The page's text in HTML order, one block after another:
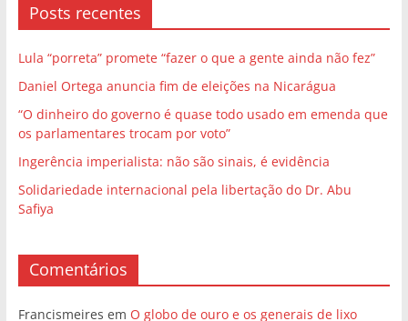
Posts recentes
Lula “porreta” promete “fazer o que a gente ainda não fez”
Daniel Ortega anuncia fim de eleições na Nicarágua
“O dinheiro do governo é quase todo usado em emenda que
os parlamentares trocam por voto”
Ingerência imperialista: não são sinais, é evidência
Solidariedade internacional pela libertação do Dr. Abu
Safiya
Comentários
Francismeires em O globo de ouro e os generais de lixo